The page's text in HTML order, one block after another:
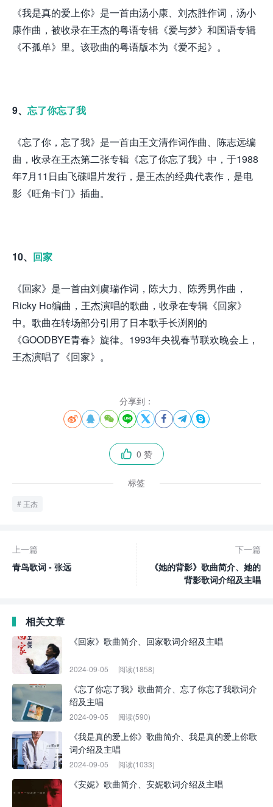
《我是真的爱上你》是一首由汤小康、刘杰胜作词，汤小
康作曲，被收录在王杰的粤语专辑《爱与梦》和国语专辑
《不孤单》里。该歌曲的粤语版本为《爱不起》。
9、 忘了你忘了我
《忘了你，忘了我》是一首由王文清作词作曲、陈志远编
曲，收录在王杰第二张专辑《忘了你忘了我》中，于1988
年7月11日由飞碟唱片发行，是王杰的经典代表作，是电
影《旺角卡门》插曲。
10、 回家
《回家》是一首由刘虞瑞作词，陈大力、陈秀男作曲，
Ricky Ho编曲，王杰演唱的歌曲，收录在专辑《回家》
中。歌曲在转场部分引用了日本歌手长渕刚的
《GOODBYE青春》旋律。1993年央视春节联欢晚会上，
王杰演唱了《回家》。
分享到：
       
 0 赞
标签
王杰
上一篇
青鸟歌词 - 张远
下一篇
《她的背影》歌曲简介、她的
背影歌词介绍及主唱
相关文章
《回家》歌曲简介、回家歌词介绍及主唱
2024-09-05 阅读(1858)
《忘了你忘了我》歌曲简介、忘了你忘了我歌词介
绍及主唱
2024-09-05 阅读(590)
《我是真的爱上你》歌曲简介、我是真的爱上你歌
词介绍及主唱
2024-09-05 阅读(1033)
《安妮》歌曲简介、安妮歌词介绍及主唱